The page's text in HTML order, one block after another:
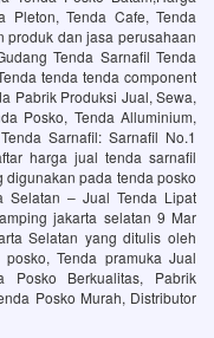
Pleton, Tenda Cafe, Tenda
produk dan jasa perusahaan
Tenda Sarnafil Tenda
tenda tenda component
Pabrik Produksi Jual, Sewa,
Posko, Tenda Alluminium,
Sarnafil: Sarnafil No.1
harga jual tenda sarnafil
pada tenda posko
Selatan – Jual Tenda Lipat
jakarta selatan 9 Mar
Selatan yang ditulis oleh
Tenda pramuka Jual
Posko Berkualitas, Pabrik
Posko Murah, Distributor